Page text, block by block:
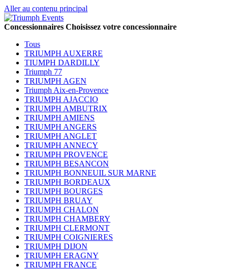
Aller au contenu principal
Concessionnaires Choisissez votre concessionnaire
Tous
TRIUMPH AUXERRE
TIUMPH DARDILLY
Triumph 77
TRIUMPH AGEN
Triumph Aix-en-Provence
TRIUMPH AJACCIO
TRIUMPH AMBUTRIX
TRIUMPH AMIENS
TRIUMPH ANGERS
TRIUMPH ANGLET
TRIUMPH ANNECY
TRIUMPH PROVENCE
TRIUMPH BESANCON
TRIUMPH BONNEUIL SUR MARNE
TRIUMPH BORDEAUX
TRIUMPH BOURGES
TRIUMPH BRUAY
TRIUMPH CHALON
TRIUMPH CHAMBERY
TRIUMPH CLERMONT
TRIUMPH COIGNIERES
TRIUMPH DIJON
TRIUMPH ERAGNY
TRIUMPH FRANCE